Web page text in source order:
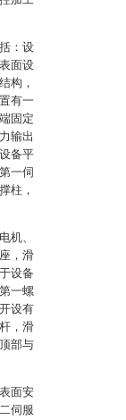
：设
面设
构，
有一
固定
输出
备平
一伺
柱，
机、
，滑
设备
一螺
设有
，滑
部与
面安
伺服